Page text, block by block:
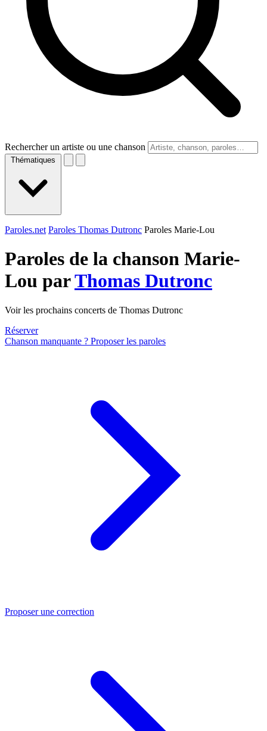
Rechercher un artiste ou une chanson
Thématiques
Paroles.net Paroles Thomas Dutronc Paroles Marie-Lou
Paroles de la chanson Marie-
Lou parThomas Dutronc
Voir les prochains concerts de Thomas Dutronc
Réserver
Chanson manquante ? Proposer les paroles
Proposer une correction